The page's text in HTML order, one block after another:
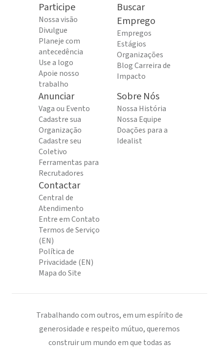
Participe
Nossa visão
Divulgue
Planeje com
antecedência
Use a logo
Apoie nosso
trabalho
Buscar
Emprego
Empregos
Estágios
Organizações
Blog Carreira de
Impacto
Anunciar
Vaga ou Evento
Cadastre sua
Organização
Cadastre seu
Coletivo
Ferramentas para
Recrutadores
Sobre Nós
Nossa História
Nossa Equipe
Doações para a
Idealist
Contactar
Central de
Atendimento
Entre em Contato
Termos de Serviço
(EN)
Política de
Privacidade (EN)
Mapa do Site
Trabalhando com outros, em um espírito de
generosidade e respeito mútuo, queremos
construir um mundo em que todas as